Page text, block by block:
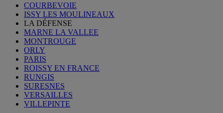
COURBEVOIE
ISSY LES MOULINEAUX
LA DÉFENSE
MARNE LA VALLEE
MONTROUGE
ORLY
PARIS
ROISSY EN FRANCE
RUNGIS
SURESNES
VERSAILLES
VILLEPINTE